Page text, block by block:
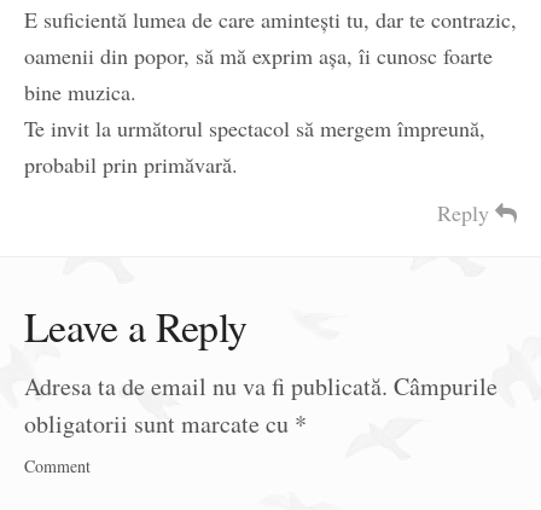
E suficientă lumea de care amintești tu, dar te contrazic,
oamenii din popor, să mă exprim așa, îi cunosc foarte
bine muzica.
Te invit la următorul spectacol să mergem împreună,
probabil prin primăvară.
Reply
Leave a Reply
Adresa ta de email nu va fi publicată. Câmpurile
obligatorii sunt marcate cu *
Comment